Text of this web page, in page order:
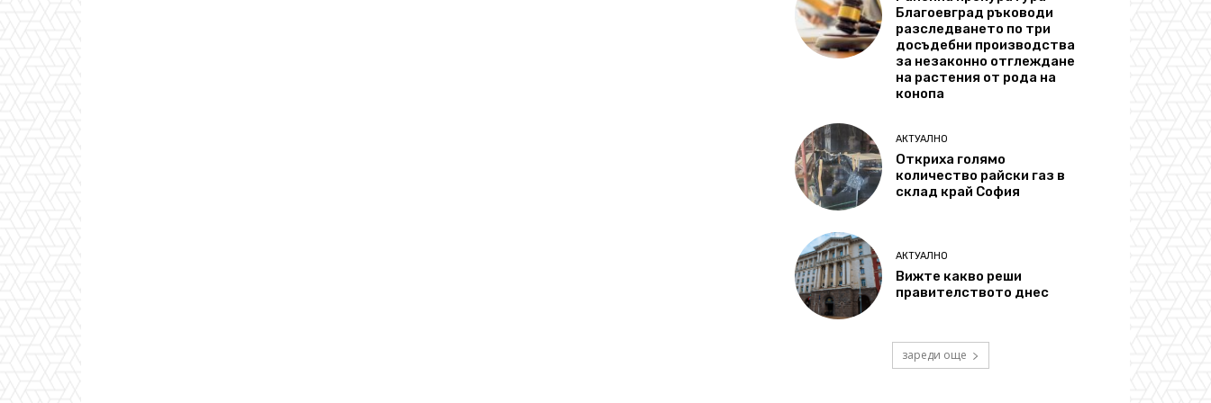
Благоевград ръководи
разследването по три
досъдебни производства
за незаконно отглеждане
на растения от рода на
конопа
АКТУАЛНО
Откриха голямо
количество райски газ в
склад край София
АКТУАЛНО
Вижте какво реши
правителството днес
зареди още